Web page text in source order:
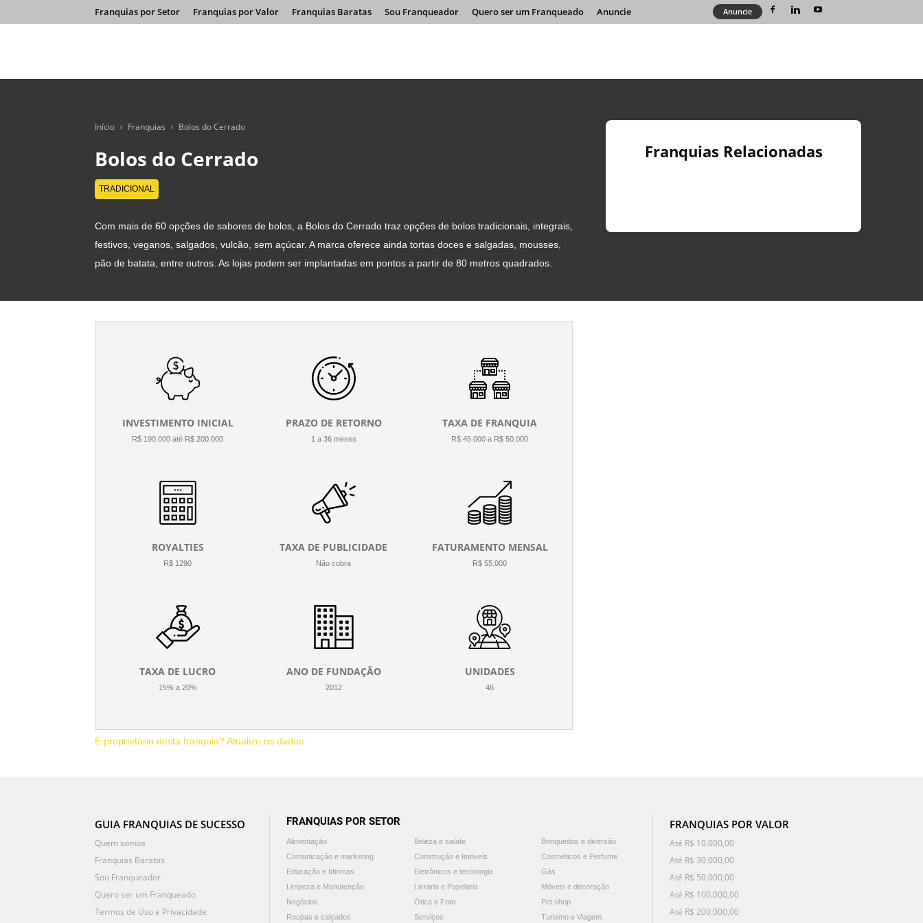
Franquias por Setor Franquias por Valor Franquias Baratas Sou Franqueador Quero ser um Franqueado Anuncie Anuncie
Início Franquias Bolos do Cerrado
Bolos do Cerrado
TRADICIONAL
Com mais de 60 opções de sabores de bolos, a Bolos do Cerrado traz opções de bolos tradicionais, integrais,
festivos, veganos, salgados, vulcão, sem açúcar. A marca oferece ainda tortas doces e salgadas, mousses,
pão de batata, entre outros. As lojas podem ser implantadas em pontos a partir de 80 metros quadrados.
Franquias Relacionadas
INVESTIMENTO INICIAL
R$ 190.000 até R$ 200.000
PRAZO DE RETORNO
1 a 36 meses
TAXA DE FRANQUIA
R$ 45.000 a R$ 50.000
ROYALTIES
R$ 1290
TAXA DE PUBLICIDADE
Não cobra
FATURAMENTO MENSAL
R$ 55.000
TAXA DE LUCRO
15% a 20%
ANO DE FUNDAÇÃO
2012
UNIDADES
46
É proprietário desta franquia? Atualize os dados
GUIA FRANQUIAS DE SUCESSO
Quem somos
Franquias Baratas
Sou Franqueador
Quero ser um Franqueado
Termos de Uso e Privacidade
FRANQUIAS POR SETOR
Alimentação Beleza e saúde
Brinquedos e diversão
Comunicação e marketing
Construção e Imóveis
Cosméticos e Perfume
Educação e Idiomas
Eletrônicos e tecnologia
Gás
Limpeza e Manutenção
Livraria e Papelaria
Móveis e decoração
Negócios
Ótica e Foto
Pet shop
Roupas e calçados
Serviços Turismo e Viagem
FRANQUIAS POR VALOR
Até R$ 10.000,00
Até R$ 30.000,00
Até R$ 50.000,00
Até R$ 100.000,00
Até R$ 200.000,00